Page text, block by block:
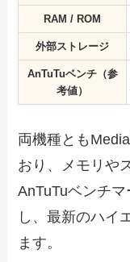
RAM / ROM
外部ストレージ
AnTuTuベンチ（参
考値）
両機種とも
おり、メモリや
AnTuTuベンチ
し、最新のハイ
ます。